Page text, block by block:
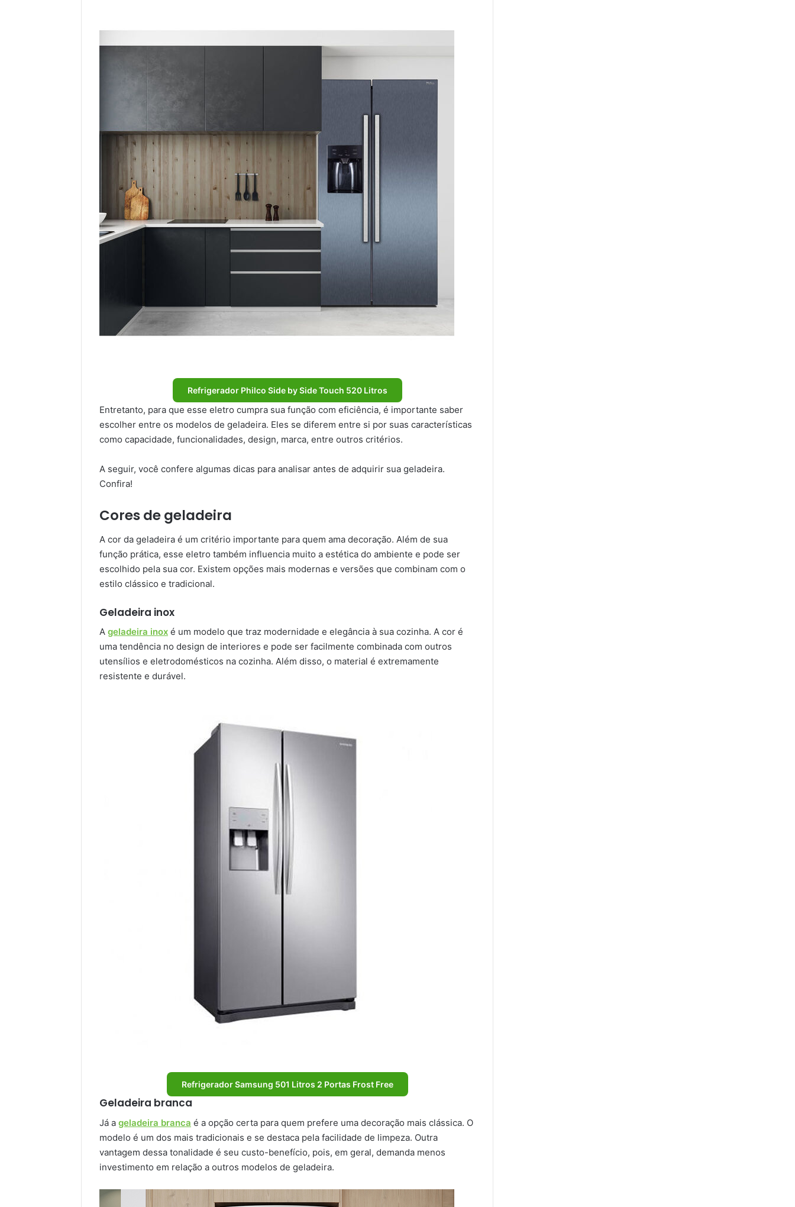
Refrigerador Philco Side by Side Touch 520 Litros
Entretanto, para que esse eletro cumpra sua função com eficiência, é importante saber
escolher entre os modelos de geladeira. Eles se diferem entre si por suas características
como capacidade, funcionalidades, design, marca, entre outros critérios.
A seguir, você confere algumas dicas para analisar antes de adquirir sua geladeira.
Confira!
Cores de geladeira
A cor da geladeira é um critério importante para quem ama decoração. Além de sua
função prática, esse eletro também influencia muito a estética do ambiente e pode ser
escolhido pela sua cor. Existem opções mais modernas e versões que combinam com o
estilo clássico e tradicional.
Geladeira inox
A geladeira inox é um modelo que traz modernidade e elegância à sua cozinha. A cor é
uma tendência no design de interiores e pode ser facilmente combinada com outros
utensílios e eletrodomésticos na cozinha. Além disso, o material é extremamente
resistente e durável.
Refrigerador Samsung 501 Litros 2 Portas Frost Free
Geladeira branca
Já a geladeira branca é a opção certa para quem prefere uma decoração mais clássica. O
modelo é um dos mais tradicionais e se destaca pela facilidade de limpeza. Outra
vantagem dessa tonalidade é seu custo-benefício, pois, em geral, demanda menos
investimento em relação a outros modelos de geladeira.